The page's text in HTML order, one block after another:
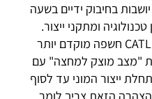
בחיבוק ידיים בשעה
ומתקני ייצור.
יצרנית הסוללות הגדולה בעולם, CATL חשפה מוקדם יותר
"מצב מוצק למחצה" עם
ייצור המוני עד לסוף